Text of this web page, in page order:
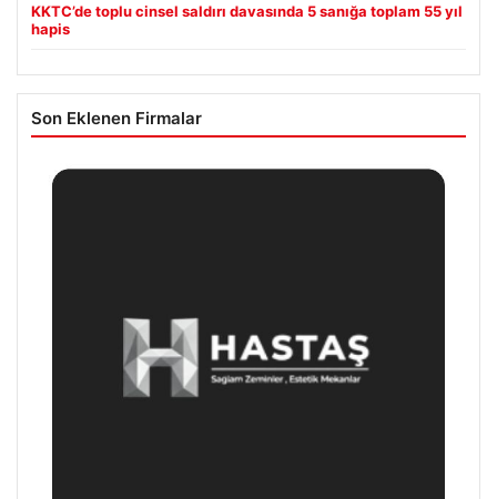
KKTC’de toplu cinsel saldırı davasında 5 sanığa toplam 55 yıl
hapis
Son Eklenen Firmalar